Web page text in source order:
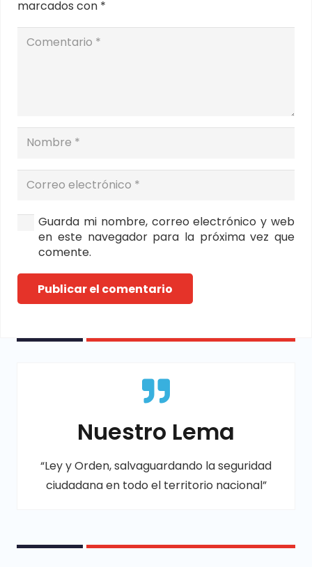
marcados con *
Guarda mi nombre, correo electrónico y web
en este navegador para la próxima vez que
comente.
Publicar el comentario
Nuestro Lema
“Ley y Orden, salvaguardando la seguridad
ciudadana en todo el territorio nacional”